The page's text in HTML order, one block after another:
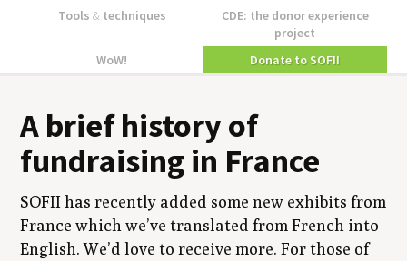
Tools & techniques
CDE: the donor experience
project
WoW!
Donate to SOFII
A brief his­to­ry of
fundrais­ing in France
SOFIIhas recent­ly added some new exhibits from
France which we’ve trans­lat­ed from French into
Eng­lish. We’d love to receive more. For those of